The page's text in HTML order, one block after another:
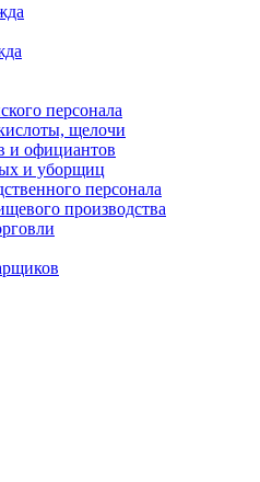
персонала
щелочи
и официантов
и уборщиц
персонала
производства